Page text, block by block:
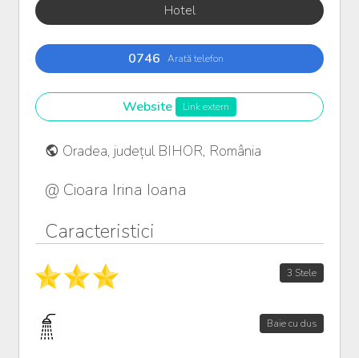
Hotel
0746 Arată telefon
Website Link extern
Oradea, județul BIHOR, România
@ Cioara Irina Ioana
Caracteristici
3 Stele
Baie cu dus